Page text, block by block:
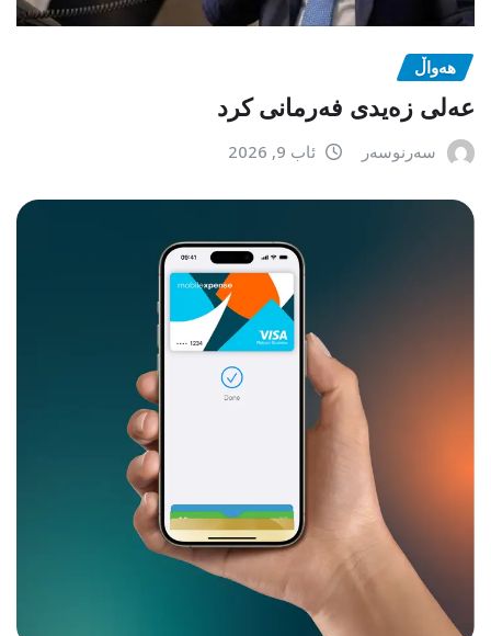
هەواڵ
عەلی زەیدی فەرمانی کرد
سەرنوسەر ئاب 9, 2026